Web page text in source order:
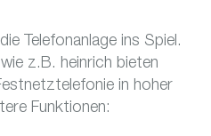
Telefonanlage ins Spiel.
z.B. heinrich bieten
in hoher
Funktionen: